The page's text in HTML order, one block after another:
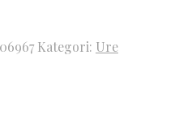
Kategori: Ure